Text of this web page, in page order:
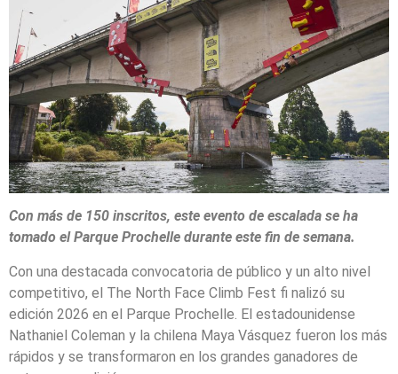
Con más de 150 inscritos, este evento de escalada se ha
tomado el Parque Prochelle durante este fin de semana.
Con una destacada convocatoria de público y un alto nivel
competitivo, el The North Face Climb Fest fi nalizó su
edición 2026 en el Parque Prochelle. El estadounidense
Nathaniel Coleman y la chilena Maya Vásquez fueron los más
rápidos y se transformaron en los grandes ganadores de